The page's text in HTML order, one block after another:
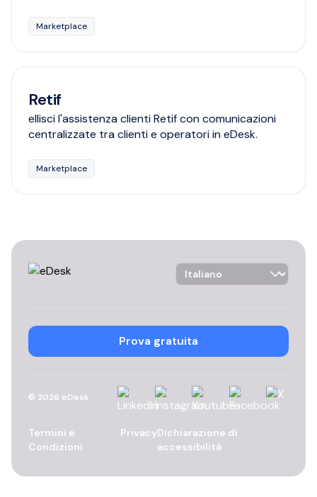
Marketplace
Retif
ellisci l'assistenza clienti Retif con comunicazioni
centralizzate tra clienti e operatori in eDesk.
Marketplace
Language Selector
Prova gratuita
© 2026 eDesk LinkedinInstagramYouTubeFacebook
X
Termini e
Condizioni
PrivacyDichiarazione di
accessibilità